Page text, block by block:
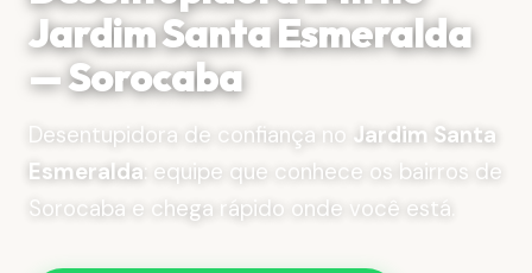
Jardim Santa Esmeralda
— Sorocaba
Desentupidora de confiança no Jardim Santa
Esmeralda: equipe que conhece os bairros de
Sorocaba e chega rápido onde você está.